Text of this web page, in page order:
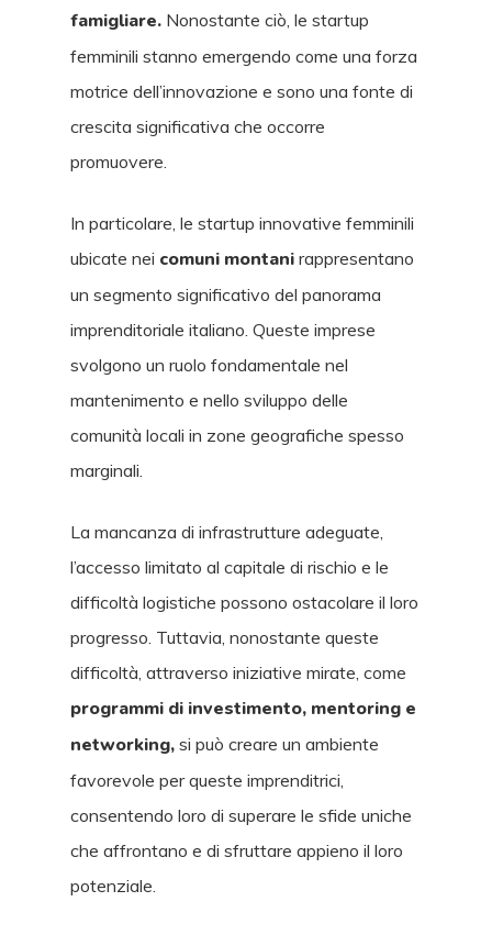
famigliare. Nonostante ciò, le startup
femminili stanno emergendo come una forza
motrice dell’innovazione e sono una fonte di
crescita significativa che occorre
promuovere.
In particolare, le startup innovative femminili
ubicate nei comuni montani rappresentano
un segmento significativo del panorama
imprenditoriale italiano. Queste imprese
svolgono un ruolo fondamentale nel
mantenimento e nello sviluppo delle
comunità locali in zone geografiche spesso
marginali.
La mancanza di infrastrutture adeguate,
l’accesso limitato al capitale di rischio e le
difficoltà logistiche possono ostacolare il loro
progresso. Tuttavia, nonostante queste
difficoltà, attraverso iniziative mirate, come
programmi di investimento, mentoring e
networking, si può creare un ambiente
favorevole per queste imprenditrici,
consentendo loro di superare le sfide uniche
che affrontano e di sfruttare appieno il loro
potenziale.